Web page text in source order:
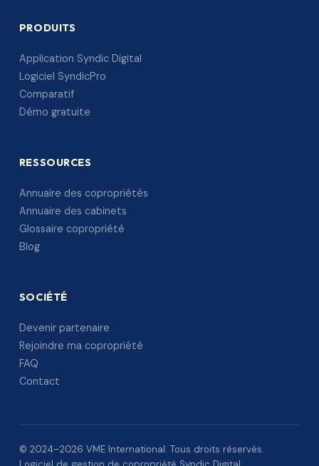
PRODUITS
Application Syndic Digital
Logiciel SyndicPro
Comparatif
Démo gratuite
RESSOURCES
Annuaire des copropriétés
Annuaire des cabinets
Glossaire copropriété
Blog
SOCIÉTÉ
Devenir partenaire
Rejoindre ma copropriété
FAQ
Contact
© 2024–2026 VME International. Tous droits réservés.